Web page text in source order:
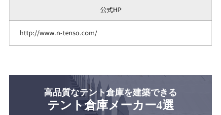
公式HP
http://www.n-tenso.com/
高品質なテント倉庫を建築できる
テント倉庫メーカー4選